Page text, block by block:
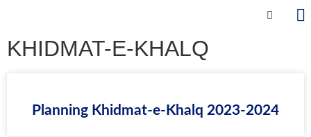
KHIDMAT-E-KHALQ
Planning Khidmat-e-Khalq 2023-2024